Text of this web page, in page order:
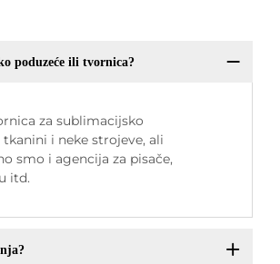
poduzeće ili tvornica?
za sublimacijsko
i neke strojeve, ali
smo i agencija za pisače,
itd.